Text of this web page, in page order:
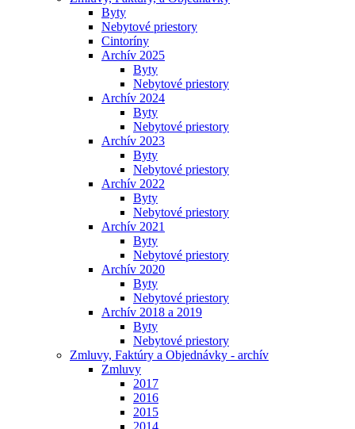
Byty
Nebytové priestory
Cintoríny
Archív 2025
Byty
Nebytové priestory
Archív 2024
Byty
Nebytové priestory
Archív 2023
Byty
Nebytové priestory
Archív 2022
Byty
Nebytové priestory
Archív 2021
Byty
Nebytové priestory
Archív 2020
Byty
Nebytové priestory
Archív 2018 a 2019
Byty
Nebytové priestory
Zmluvy, Faktúry a Objednávky - archív
Zmluvy
2017
2016
2015
2014